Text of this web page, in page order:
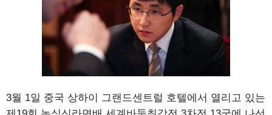
3월 1일 중국 상하이 그랜드센트럴 호텔에서 열리고 있는